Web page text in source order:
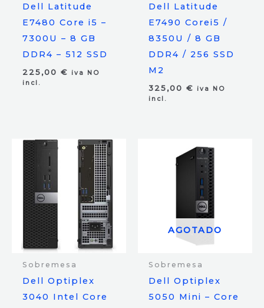
Dell Latitude
E7480 Core i5 –
7300U – 8 GB
DDR4 – 512 SSD
225,00 €
iva NO
incl.
Dell Latitude
E7490 Corei5 /
8350U / 8 GB
DDR4 / 256 SSD
M2
325,00 €
iva NO
incl.
Sobremesa
Dell Optiplex
3040 Intel Core
AGOTADO
Sobremesa
Dell Optiplex
5050 Mini – Core